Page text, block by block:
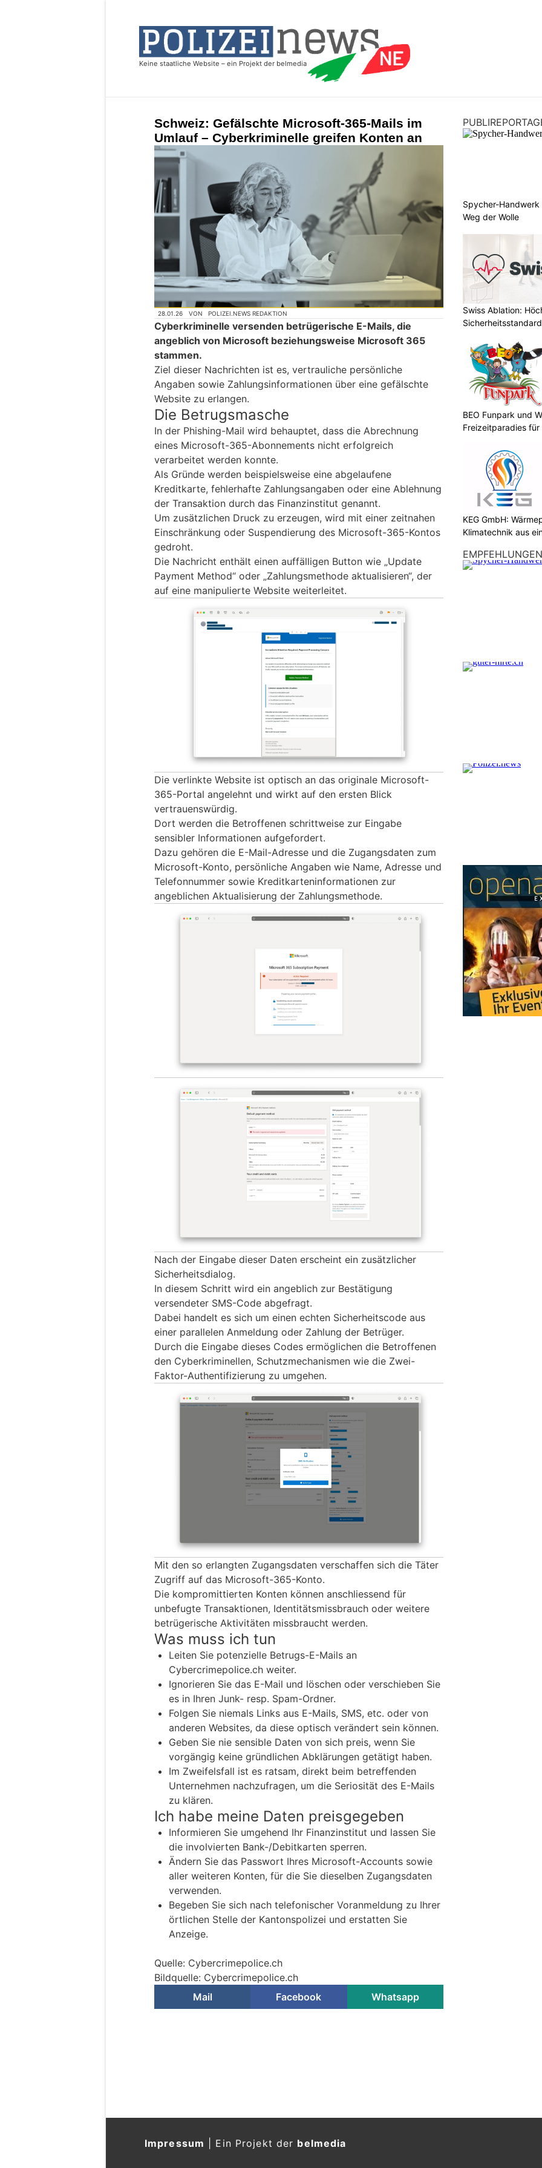
Schweiz: Gefälschte Microsoft-365-Mails im
Umlauf – Cyberkriminelle greifen Konten an
28.01.26 VON POLIZEI.NEWS REDAKTION
Cyberkriminelle versenden betrügerische E-Mails, die
angeblich von Microsoft beziehungsweise Microsoft 365
stammen.
Ziel dieser Nachrichten ist es, vertrauliche persönliche
Angaben sowie Zahlungsinformationen über eine gefälschte
Website zu erlangen.
Die Betrugsmasche
In der Phishing-Mail wird behauptet, dass die Abrechnung
eines Microsoft-365-Abonnements nicht erfolgreich
verarbeitet werden konnte.
Als Gründe werden beispielsweise eine abgelaufene
Kreditkarte, fehlerhafte Zahlungsangaben oder eine Ablehnung
der Transaktion durch das Finanzinstitut genannt.
Um zusätzlichen Druck zu erzeugen, wird mit einer zeitnahen
Einschränkung oder Suspendierung des Microsoft-365-Kontos
gedroht.
Die Nachricht enthält einen auffälligen Button wie „Update
Payment Method“ oder „Zahlungsmethode aktualisieren“, der
auf eine manipulierte Website weiterleitet.
Die verlinkte Website ist optisch an das originale Microsoft-
365-Portal angelehnt und wirkt auf den ersten Blick
vertrauenswürdig.
Dort werden die Betroffenen schrittweise zur Eingabe
sensibler Informationen aufgefordert.
Dazu gehören die E-Mail-Adresse und die Zugangsdaten zum
Microsoft-Konto, persönliche Angaben wie Name, Adresse und
Telefonnummer sowie Kreditkarteninformationen zur
angeblichen Aktualisierung der Zahlungsmethode.
Nach der Eingabe dieser Daten erscheint ein zusätzlicher
Sicherheitsdialog.
In diesem Schritt wird ein angeblich zur Bestätigung
versendeter SMS-Code abgefragt.
Dabei handelt es sich um einen echten Sicherheitscode aus
einer parallelen Anmeldung oder Zahlung der Betrüger.
Durch die Eingabe dieses Codes ermöglichen die Betroffenen
den Cyberkriminellen, Schutzmechanismen wie die Zwei-
Faktor-Authentifizierung zu umgehen.
Mit den so erlangten Zugangsdaten verschaffen sich die Täter
Zugriff auf das Microsoft-365-Konto.
Die kompromittierten Konten können anschliessend für
unbefugte Transaktionen, Identitätsmissbrauch oder weitere
betrügerische Aktivitäten missbraucht werden.
Was muss ich tun
Leiten Sie potenzielle Betrugs-E-Mails an
Cybercrimepolice.ch weiter.
Ignorieren Sie das E-Mail und löschen oder verschieben Sie
es in Ihren Junk- resp. Spam-Ordner.
Folgen Sie niemals Links aus E-Mails, SMS, etc. oder von
anderen Websites, da diese optisch verändert sein können.
Geben Sie nie sensible Daten von sich preis, wenn Sie
vorgängig keine gründlichen Abklärungen getätigt haben.
Im Zweifelsfall ist es ratsam, direkt beim betreffenden
Unternehmen nachzufragen, um die Seriosität des E-Mails
zu klären.
Ich habe meine Daten preisgegeben
Informieren Sie umgehend Ihr Finanzinstitut und lassen Sie
die involvierten Bank-/Debitkarten sperren.
Ändern Sie das Passwort Ihres Microsoft-Accounts sowie
aller weiteren Konten, für die Sie dieselben Zugangsdaten
verwenden.
Begeben Sie sich nach telefonischer Voranmeldung zu Ihrer
örtlichen Stelle der Kantonspolizei und erstatten Sie
Anzeige.
Quelle: Cybercrimepolice.ch
Bildquelle: Cybercrimepolice.ch
Mail
Facebook Whatsapp
Spycher-
Weg der Wolle
Swiss Ablation:
BEO Funpark und
Freizeitparadies für
KEG GmbH:
Klimatechnik aus
EMPFEHLUNGEN
Impressum Ein Projekt der belmedia